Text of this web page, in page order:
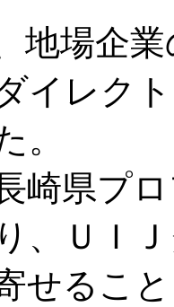
地場企
イレク
。
崎県プ
、ＵＩ
せるこ